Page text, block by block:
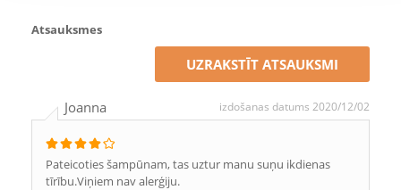
Atsauksmes
UZRAKSTĪT ATSAUKSMI
Joanna izdošanas datums 2020/12/02
Pateicoties šampūnam, tas uztur manu suņu ikdienas
tīrību.Viņiem nav alerģiju.